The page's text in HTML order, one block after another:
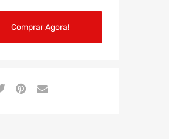
Comprar Agora!